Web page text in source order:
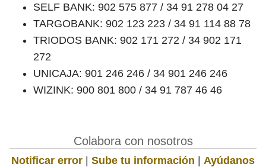
SELF BANK: 902 575 877 / 34 91 278 04 27
TARGOBANK: 902 123 223 / 34 91 114 88 78
TRIODOS BANK: 902 171 272 / 34 902 171
272
UNICAJA: 901 246 246 / 34 901 246 246
WIZINK: 900 801 800 / 34 91 787 46 46
Colabora con nosotros
Notificar error | Sube tu información | Ayúdanos